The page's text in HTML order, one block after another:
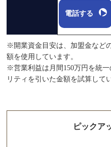
電話する
※開業資金目安は、加盟金など
額を使用しています。
※営業利益は月間150万円を統
リティを引いた金額を試算して
ピックア